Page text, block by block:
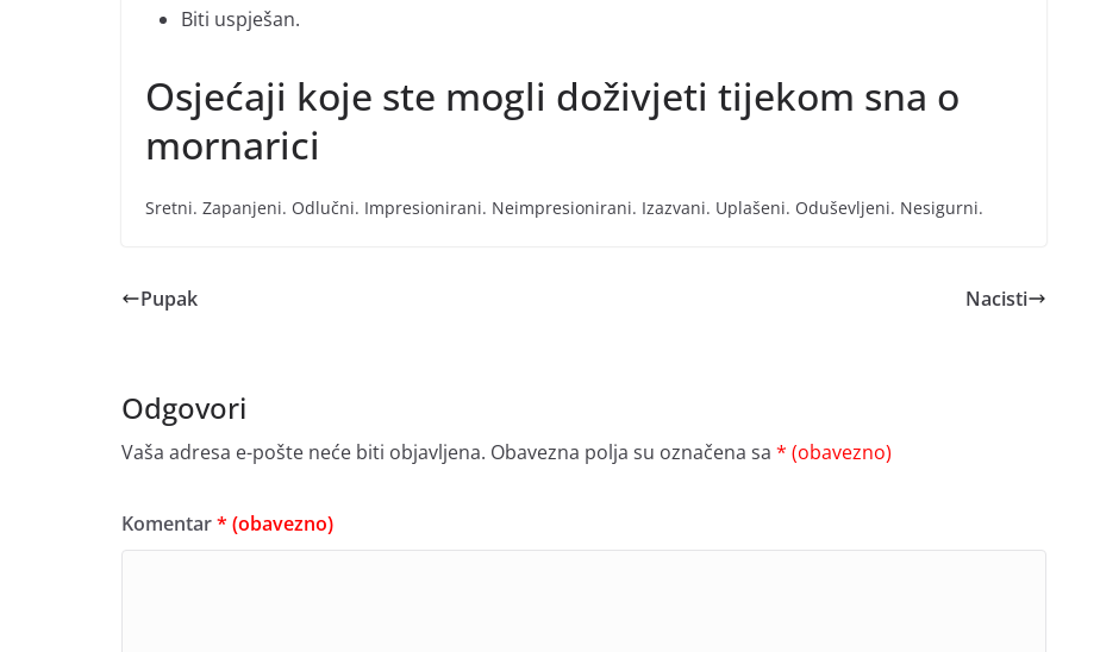
Biti uspješan.
Osjećaji koje ste mogli doživjeti tijekom sna o
mornarici
Sretni. Zapanjeni. Odlučni. Impresionirani. Neimpresionirani. Izazvani. Uplašeni. Oduševljeni. Nesigurni.
Pupak Nacisti
Odgovori
Vaša adresa e-pošte neće biti objavljena. Obavezna polja su označena sa * (obavezno)
Komentar* (obavezno)